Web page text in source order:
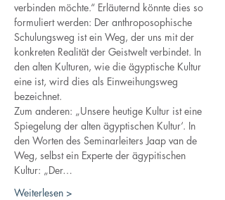
verbinden möchte.“ Erläuternd könnte dies so
formuliert werden: Der anthroposophische
Schulungsweg ist ein Weg, der uns mit der
konkreten Realität der Geistwelt verbindet. In
den alten Kulturen, wie die ägyptische Kultur
eine ist, wird dies als Einweihungsweg
bezeichnet.
Zum anderen: „Unsere heutige Kultur ist eine
Spiegelung der alten ägyptischen Kultur‘. In
den Worten des Seminarleiters Jaap van de
Weg, selbst ein Experte der ägypitischen
Kultur: „Der…
Weiterlesen >